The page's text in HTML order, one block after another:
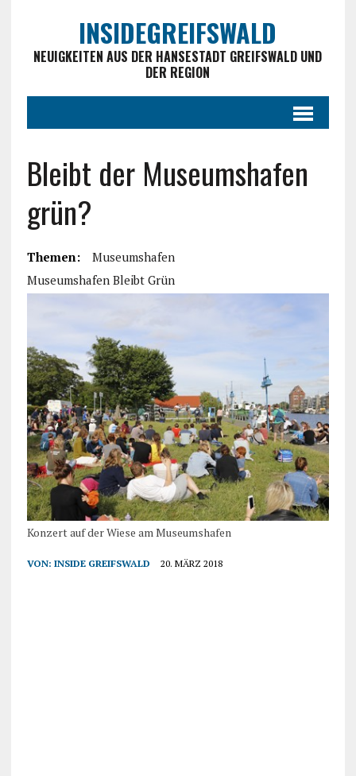
INSIDEGREIFSWALD
NEUIGKEITEN AUS DER HANSESTADT GREIFSWALD UND
DER REGION
Bleibt der Museumshafen
grün?
Themen:
Museumshafen
Museumshafen Bleibt Grün
Konzert auf der Wiese am Museumshafen
VON: INSIDE GREIFSWALD 20. MÄRZ 2018